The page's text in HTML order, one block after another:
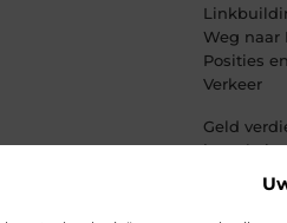
Weg naar
Posities
Verkeer
Geld
je
alles uit
online